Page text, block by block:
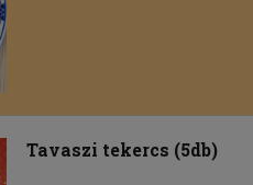
Tavaszi tekercs (5db)